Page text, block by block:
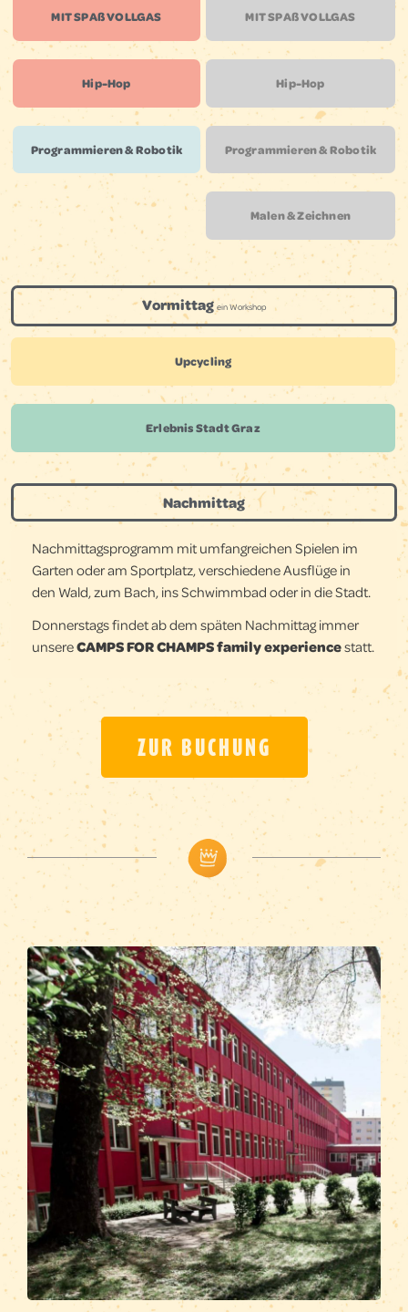
MIT SPAß VOLLGAS
Hip-Hop
Programmieren & Robotik
MIT SPAß VOLLGAS
Hip-Hop
Programmieren & Robotik
Malen & Zeichnen
Vormittag ein Workshop
Upcycling
Erlebnis Stadt Graz
Nachmittag
Nachmittagsprogramm mit umfangreichen Spielen im
Garten oder amSportplatz, verschiedene Ausflüge in
den Wald, zum Bach, ins Schwimmbad oder in die Stadt.
Donnerstags findet ab dem späten Nachmittag immer
unsereCAMPS FOR CHAMPS family experiencestatt.
ZUR BUCHUNG